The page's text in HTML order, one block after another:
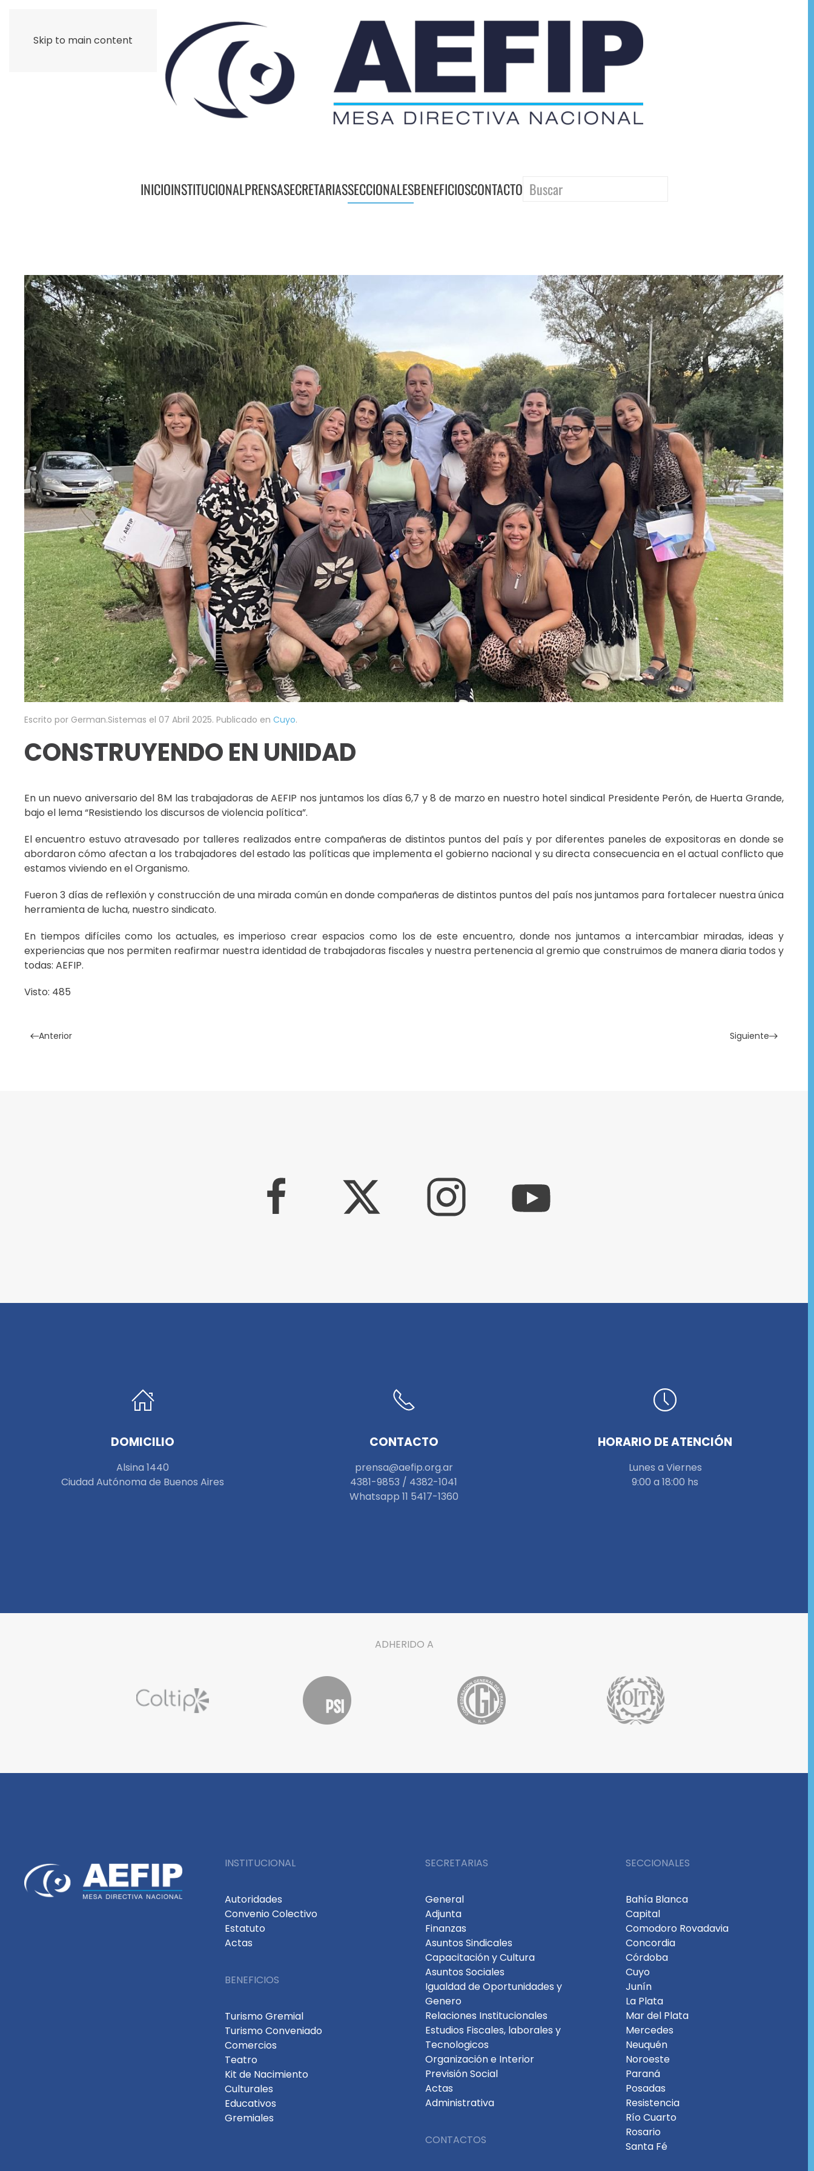
Skip to main content
INICIOINSTITUCIONALPRENSASECRETARIASSECCIONALESBENEFICIOSCONTACTO
Escrito por German.Sistemas el 07 Abril 2025. Publicado en Cuyo.
CONSTRUYENDO EN UNIDAD
En un nuevo aniversario del 8M las trabajadoras de AEFIP nos juntamos los días 6,7 y 8 de marzo en nuestro hotel sindical Presidente Perón, de Huerta Grande,
bajo el lema “Resistiendo los discursos de violencia política”.
El encuentro estuvo atravesado por talleres realizados entre compañeras de distintos puntos del país y por diferentes paneles de expositoras en donde se
abordaron cómo afectan a los trabajadores del estado las políticas que implementa el gobierno nacional y su directa consecuencia en el actual conflicto que
estamos viviendo en el Organismo.
Fueron 3 días de reflexión y construcción de una mirada común en donde compañeras de distintos puntos del país nos juntamos para fortalecer nuestra única
herramienta de lucha, nuestro sindicato.
En tiempos difíciles como los actuales, es imperioso crear espacios como los de este encuentro, donde nos juntamos a intercambiar miradas, ideas y
experiencias que nos permiten reafirmar nuestra identidad de trabajadoras fiscales y nuestra pertenencia al gremio que construimos de manera diaria todos y
todas: AEFIP.
Visto: 485
Anterior Siguiente
DOMICILIO
Alsina 1440
Ciudad Autónoma de Buenos Aires
CONTACTO
prensa@aefip.org.ar
4381-9853 / 4382-1041
Whatsapp 11 5417-1360
HORARIO DE ATENCIÓN
Lunes a Viernes
9:00 a 18:00 hs
ADHERIDO A
INSTITUCIONAL
Autoridades
Convenio Colectivo
Estatuto
Actas
BENEFICIOS
Turismo Gremial
Turismo Conveniado
Comercios
Teatro
Kit de Nacimiento
Culturales
Educativos
Gremiales
SECRETARIAS
General
Adjunta
Finanzas
Asuntos Sindicales
Capacitación y Cultura
Asuntos Sociales
Igualdad de Oportunidades y
Genero
Relaciones Institucionales
Estudios Fiscales, laborales y
Tecnologicos
Organización e Interior
Previsión Social
Actas
Administrativa
CONTACTOS
SECCIONALES
Bahía Blanca
Capital
Comodoro Rovadavia
Concordia
Córdoba
Cuyo
Junín
La Plata
Mar del Plata
Mercedes
Neuquén
Noroeste
Paraná
Posadas
Resistencia
Río Cuarto
Rosario
Santa Fé